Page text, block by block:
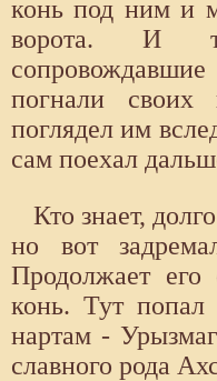
конь под ним и
ворота. И
погнали своих
поглядел им
сам поехал
Кто знает,
но вот
Продолжает его
конь. Тут
нартам -
славного рода